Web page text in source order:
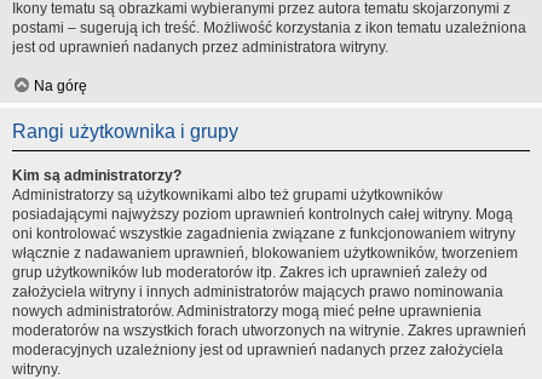
Ikony tematu są obrazkami wybieranymi przez autora tematu skojarzonymi z
postami – sugerują ich treść. Możliwość korzystania z ikon tematu uzależniona
jest od uprawnień nadanych przez administratora witryny.
Na górę
Rangi użytkownika i grupy
Kim są administratorzy?
Administratorzy są użytkownikami albo też grupami użytkowników
posiadającymi najwyższy poziom uprawnień kontrolnych całej witryny. Mogą
oni kontrolować wszystkie zagadnienia związane z funkcjonowaniem witryny
włącznie z nadawaniem uprawnień, blokowaniem użytkowników, tworzeniem
grup użytkowników lub moderatorów itp. Zakres ich uprawnień zależy od
założyciela witryny i innych administratorów mających prawo nominowania
nowych administratorów. Administratorzy mogą mieć pełne uprawnienia
moderatorów na wszystkich forach utworzonych na witrynie. Zakres uprawnień
moderacyjnych uzależniony jest od uprawnień nadanych przez założyciela
witryny.